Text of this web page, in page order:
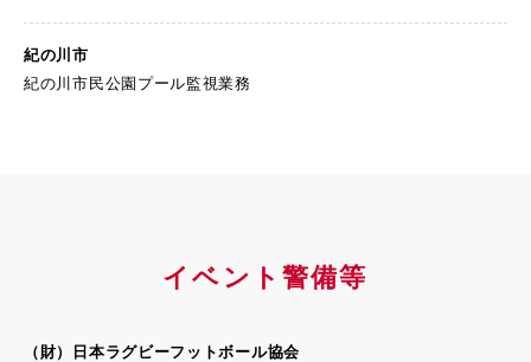
紀の川市
紀の川市民公園プール監視業務
イベント警備等
（財）日本ラグビーフットボール協会